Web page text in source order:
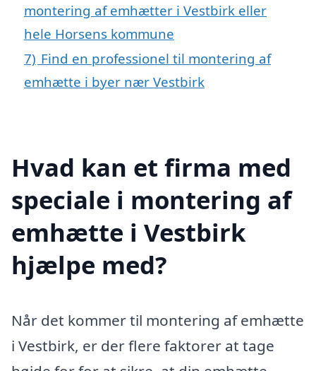
montering af emhætter i Vestbirk eller
hele Horsens kommune
7) Find en professionel til montering af
emhætte i byer nær Vestbirk
Hvad kan et firma med
speciale i montering af
emhætte i Vestbirk
hjælpe med?
Når det kommer til montering af emhætte
i Vestbirk, er der flere faktorer at tage